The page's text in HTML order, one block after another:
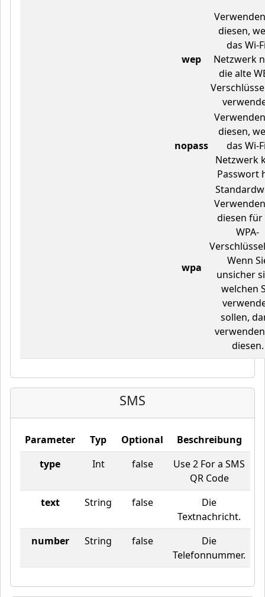
wep
diesen,
das Wi-
Netzwerk
die alte
nopass
diesen,
das Wi-
Netzwerk
Passwort
wpa
diesen für
WPA-
Wenn
unsicher
welchen
sollen,
diesen.
SMS
Parameter Typ Optional
Beschreibung
type
Int false
Use 2 For a SMS
QR Code
text
String false
Die
Textnachricht.
number
String false
Die
Telefonnummer.